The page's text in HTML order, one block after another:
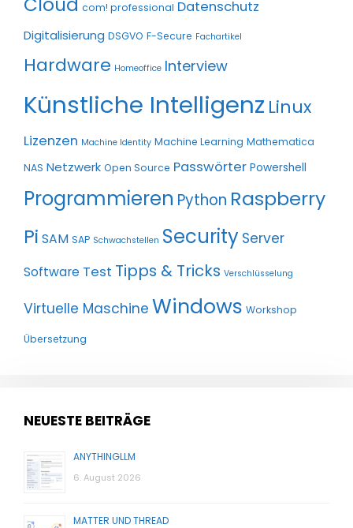
com! professional Datenschutz
Digitalisierung DSGVO F-Secure Fachartikel
Hardware Homeoffice Interview
Künstliche Intelligenz Linux
Lizenzen Machine Identity Machine Learning Mathematica
NAS Netzwerk Open Source Passwörter Powershell
Programmieren Python Raspberry
Pi SAM SAP Schwachstellen Security Server
Software Test Tipps & Tricks Verschlüsselung
Virtuelle Maschine Windows Workshop
Übersetzung
NEUESTE BEITRÄGE
ANYTHINGLLM
6. August 2026
MATTER UND THREAD